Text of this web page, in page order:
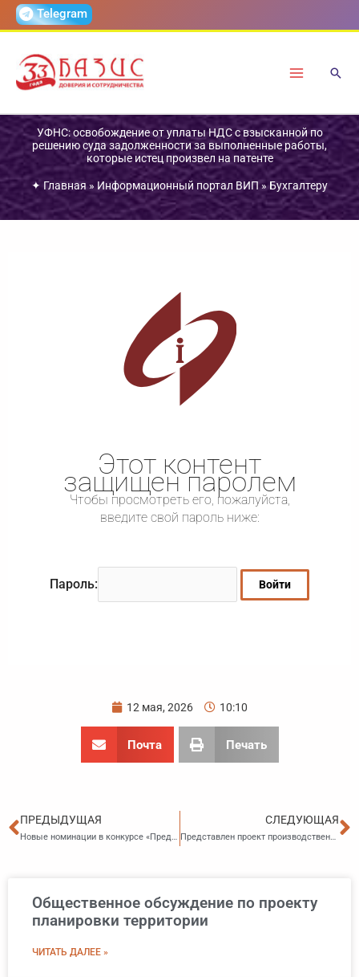
ПерейтиTelegram
УФНС: освобождение от уплаты НДС с взысканной по
решению суда задолженности за выполненные работы,
которые истец произвел на патенте
✦ Главная» Информационный портал ВИП»Бухгалтеру
Этот контент
защищен паролем
Чтобы просмотреть его, пожалуйста,
введите свой пароль ниже:
Пароль:
12 мая, 2026 10:10
Почта Печать
Пред
ПРЕДЫДУЩАЯ
Новые номинации в конкурсе «Предприниматель года»
СЛЕДУЮЩАЯ
Представлен проект производственного графика на 2027 год
Общественное обсуждение по проекту
планировки территории
ЧИТАТЬ ДАЛЕЕ »